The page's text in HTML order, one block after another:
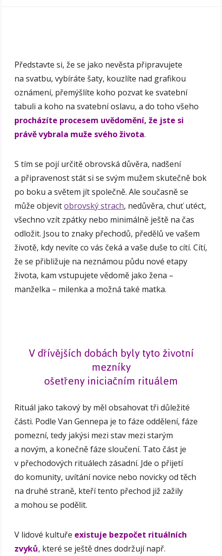
Představte si, že se jako nevěsta připravujete
na svatbu, vybíráte šaty, kouzlíte nad grafikou
oznámení, přemýšlíte koho pozvat ke svatební
tabuli a koho na svatební oslavu, a do toho všeho
procházíte procesem uvědomění, že jste si
právě vybrala muže svého života.
S tím se pojí určitě obrovská důvěra, nadšení
a připravenost stát si se svým mužem skutečně bok
po boku a světem jít společně. Ale současně se
může objevitobrovský strach, nedůvěra, chuť utéct,
všechno vzít zpátky nebo minimálně ještě na čas
odložit. Jsou to znaky přechodů, předělů ve vašem
životě, kdy nevíte co vás čeká a vaše duše to cítí. Cítí,
že se přibližuje na neznámou půdu nové etapy
života, kam vstupujete vědomě jako žena –
manželka – milenka a možná také matka.
V dřívějších dobách byly tyto životní
mezníky
ošetřeny iniciačním rituálem
Rituál jako takový by měl obsahovat tři důležité
části. Podle Van Gennepa je to fáze oddělení, fáze
pomezní, tedy jakýsi mezi stav mezi starým
a novým, a konečně fáze sloučení. Tato část je
v přechodových rituálech zásadní. Jde o přijetí
do komunity, uvítání novice nebo novicky od těch
na druhé straně, kteří tento přechod již zažily
a mohou se podělit.
V lidové kultuře existuje bezpočet rituálních
zvyků, které se ještě dnes dodržují např.